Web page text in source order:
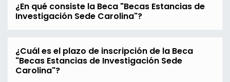
¿En qué consiste la Beca "Becas Estancias de
Investigación Sede Carolina"?
¿Cuál es el plazo de inscripción de la Beca
"Becas Estancias de Investigación Sede
Carolina"?